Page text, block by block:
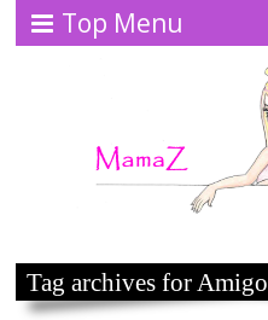
Top Menu
Tag archives for Amigo